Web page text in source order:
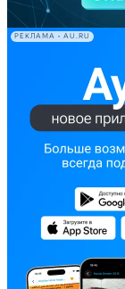
РЕКЛАМА • AU.RU